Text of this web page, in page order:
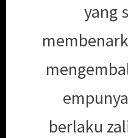
yang
berlaku